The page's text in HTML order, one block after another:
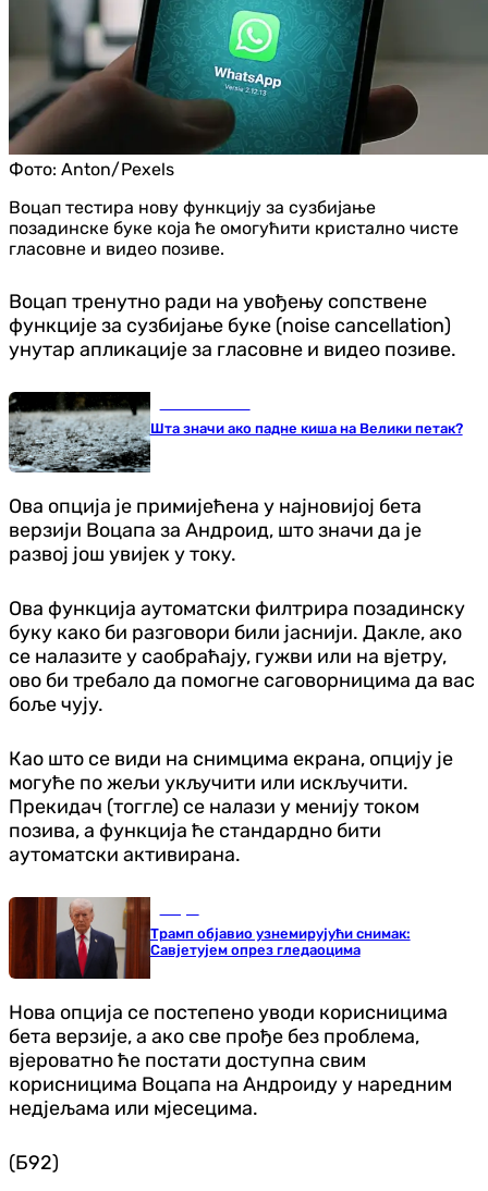
Фото: Anton/Pexels
Воцап тестира нову функцију за сузбијање
позадинске буке која ће омогућити кристално чисте
гласовне и видео позиве.
Воцап тренутно ради на увођењу сопствене
функције за сузбијање буке (noise cancellation)
унутар апликације за гласовне и видео позиве.
Шта значи ако падне киша на Велики петак?
Ова опција је примијећена у најновијој бета
верзији Воцапа за Андроид, што значи да је
развој још увијек у току.
Ова функција аутоматски филтрира позадинску
буку како би разговори били јаснији. Дакле, ако
се налазите у саобраћају, гужви или на вјетру,
ово би требало да помогне саговорницима да вас
боље чују.
Као што се види на снимцима екрана, опцију је
могуће по жељи укључити или искључити.
Прекидач (тоггле) се налази у менију током
позива, а функција ће стандардно бити
аутоматски активирана.
Трамп објавио узнемирујући снимак:
Савјетујем опрез гледаоцима
Нова опција се постепено уводи корисницима
бета верзије, а ако све прође без проблема,
вјероватно ће постати доступна свим
корисницима Воцапа на Андроиду у наредним
недјељама или мјесецима.
(Б92)